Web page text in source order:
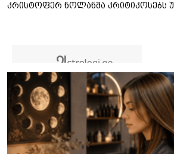
კრისტოფერ ნოლანმა კრიტიკოსებს